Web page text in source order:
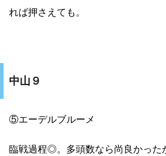
れば押さえても。
中山９
⑤エーデルブルーメ
臨戦過程◎。多頭数なら尚良かった